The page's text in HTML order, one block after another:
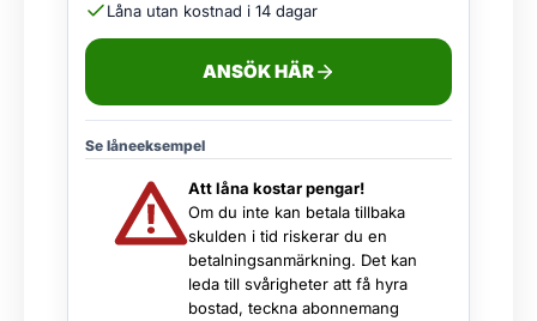
Låna utan kostnad i 14 dagar
ANSÖK HÄR
Se låneeksempel
Att låna kostar pengar!
Om du inte kan betala tillbaka
skulden i tid riskerar du en
betalningsanmärkning. Det kan
leda till svårigheter att få hyra
bostad, teckna abonnemang